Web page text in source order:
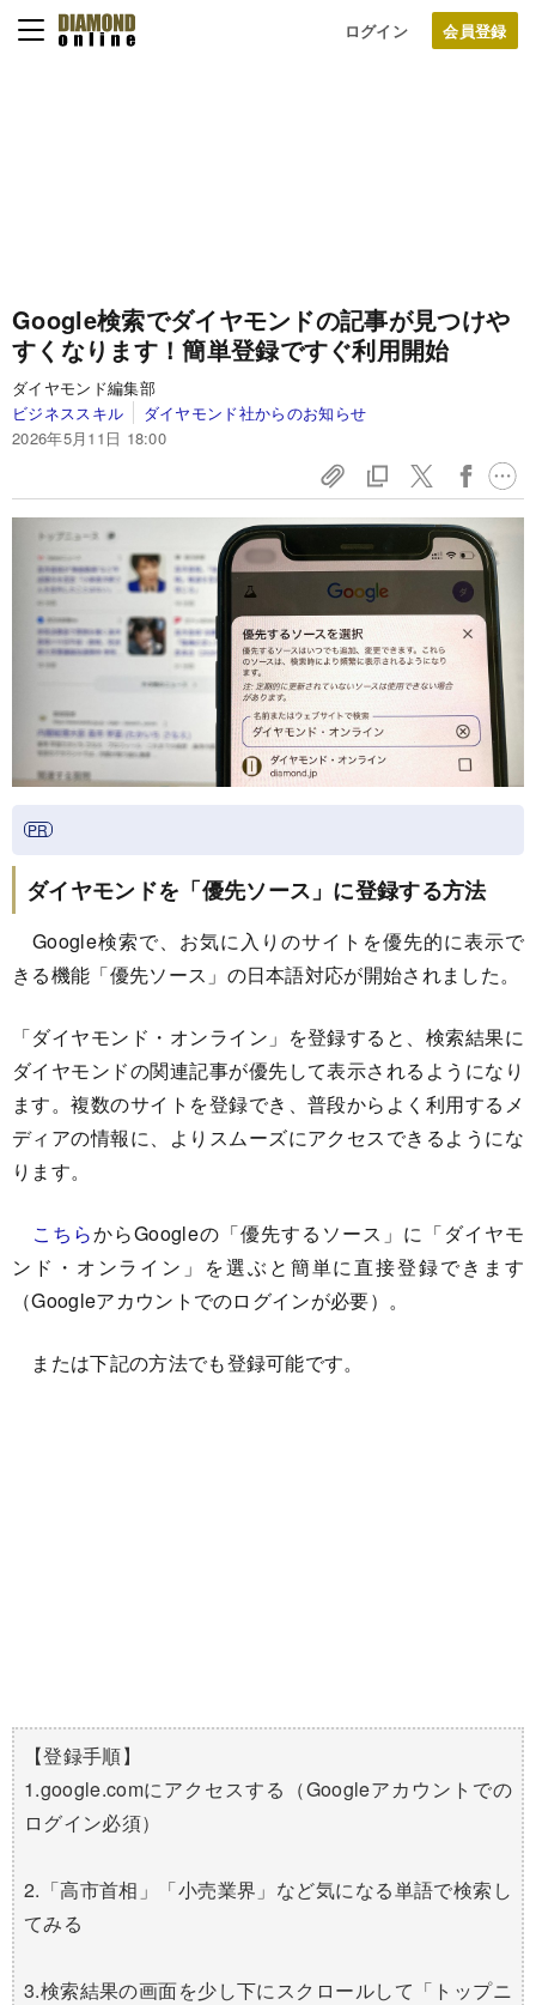
ログイン
Google検索でダイヤモンドの記事が見つけや
すくなります！簡単登録ですぐ利用開始
ダイヤモンド編集部
ビジネススキル
ダイヤモンド社からのお知らせ
2026年5月11日 18:00
ダイヤモンドを「優先ソース」に登録する方法
Google検索で、お気に入りのサイトを優先的に表示で
きる機能「優先ソース」の日本語対応が開始されました。
「ダイヤモンド・オンライン」を登録すると、検索結果に
ダイヤモンドの関連記事が優先して表示されるようになり
ます。複数のサイトを登録でき、普段からよく利用するメ
ディアの情報に、よりスムーズにアクセスできるようにな
ります。
こちらからGoogleの「優先するソース」に「ダイヤモ
ンド・オンライン」を選ぶと簡単に直接登録できます
（Googleアカウントでのログインが必要）。
または下記の方法でも登録可能です。
【登録手順】
1.google.comにアクセスする（Googleアカウントでの
ログイン必須）
2.「高市首相」「小売業界」など気になる単語で検索し
てみる
3.検索結果の画面を少し下にスクロールして「トップニ